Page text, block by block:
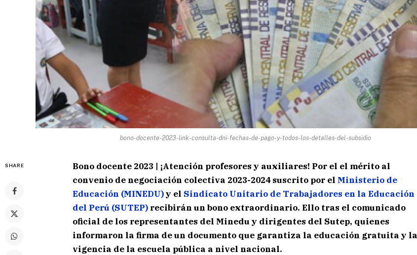
bono-docente-2023-link-consulta-dni-fechas-de-pago-y-todos-los-detalles-del-subsidio
SHARE
Bono docente 2023 | ¡Atención profesores y auxiliares! Por el el mérito al
convenio de negociación colectiva 2023-2024 suscrito por el Ministerio de
Educación (MINEDU)y el Sindicato Unitario de Trabajadores en la Educación
del Perú (SUTEP) recibirán un bono extraordinario. Ello tras el comunicado
oficial de los representantes del Minedu y dirigentes del Sutep, quienes
informaron la firma de un documento que garantiza la educación gratuita y la
vigencia de la escuela pública a nivel nacional.